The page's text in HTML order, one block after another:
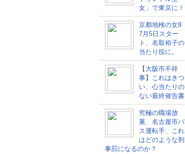
女」で東京に！
京都地検の女8
7月5日スター
ト、名取裕子の
当たり役に。
【大阪市不祥
事】これはきつ
い、心当たりの
ない最終催告書
究極の職場放
棄、名古屋市バ
ス運転手、これ
はどのような刑
事罰になるのか？